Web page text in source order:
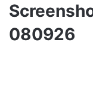
080926